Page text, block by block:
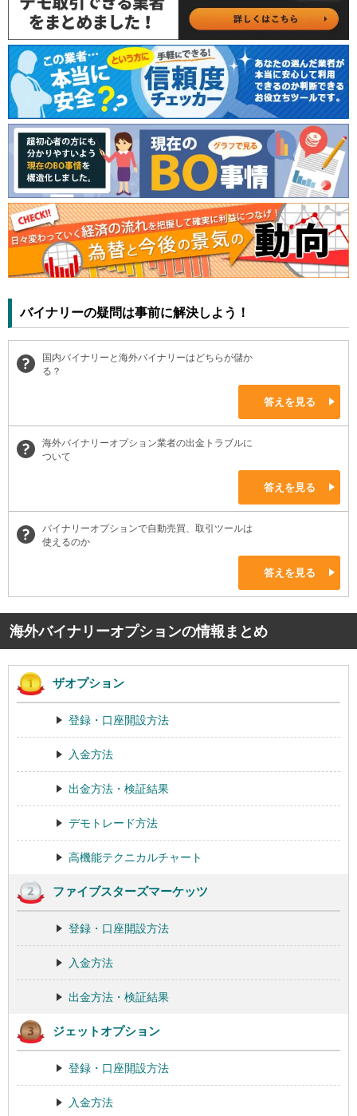
バイナリーの疑問は事前に解決しよう！
国内バイナリーと海外バイナリーはどちらが儲か
る？
答えを見る
海外バイナリーオプション業者の出金トラブルに
ついて
答えを見る
バイナリーオプションで自動売買、取引ツールは
使えるのか
答えを見る
海外バイナリーオプションの情報まとめ
ザオプション
登録・口座開設方法
入金方法
出金方法・検証結果
デモトレード方法
高機能テクニカルチャート
ファイブスターズマーケッツ
登録・口座開設方法
入金方法
出金方法・検証結果
ジェットオプション
登録・口座開設方法
入金方法